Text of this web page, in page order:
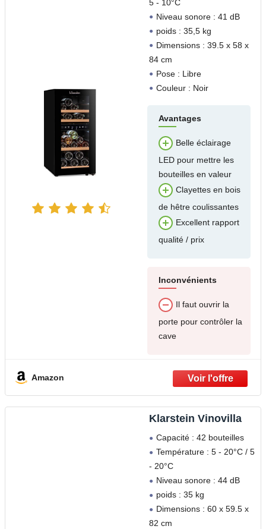
5 - 10°C
Niveau sonore : 41 dB
poids : 35,5 kg
Dimensions : 39.5 x 58 x
84 cm
Pose : Libre
Couleur : Noir
Avantages
Belle éclairage
LED pour mettre les
bouteilles en valeur
Clayettes en bois
de hêtre coulissantes
Excellent rapport
qualité / prix
Inconvénients
Il faut ouvrir la
porte pour contrôler la
cave
Amazon
Klarstein Vinovilla
Capacité : 42 bouteilles
Température : 5 - 20°C / 5
- 20°C
Niveau sonore : 44 dB
poids : 35 kg
Dimensions : 60 x 59.5 x
82 cm